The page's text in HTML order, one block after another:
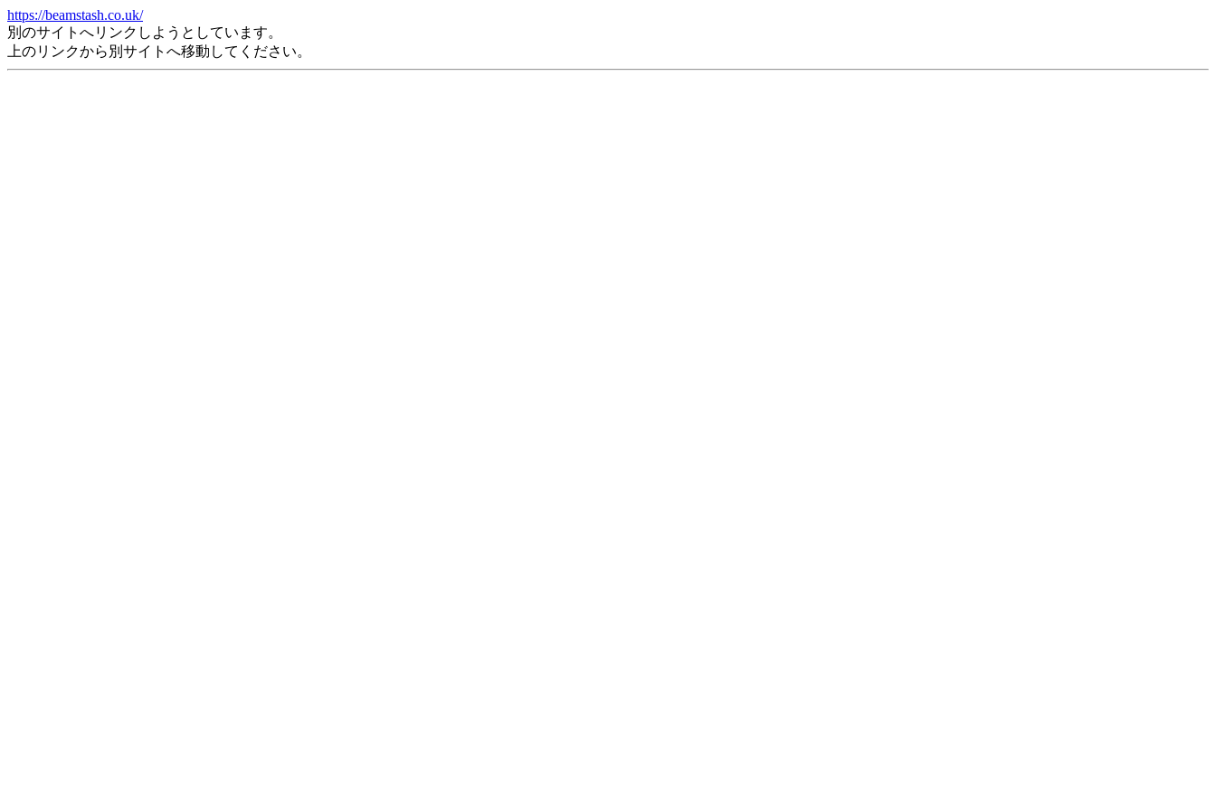
https://beamstash.co.uk/
別のサイトへリンクしようとしています。
上のリンクから別サイトへ移動してください。